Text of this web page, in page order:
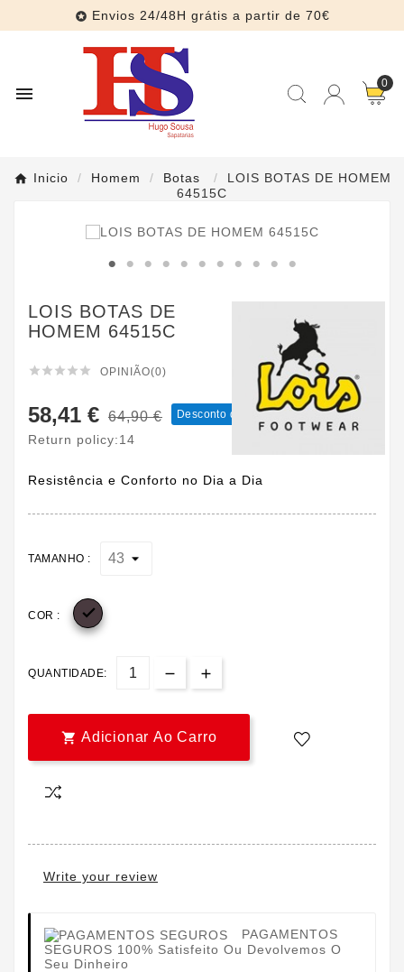
 Envios 24/48H grátis a partir de 70€

0
Inicio Homem Botas
LOIS BOTAS DE HOMEM
64515C
LOIS BOTAS DE
HOMEM 64515C
     OPINIÃO(0)
58,41 € 64,90 € Desconto de 10% COM IVA
Return policy:14
Resistência e Conforto no Dia a Dia
TAMANHO :
COR : 
QUANTIDADE:
 Adicionar Ao Carro
Write your review
PAGAMENTOS
SEGUROS 100% Satisfeito Ou Devolvemos O
Seu Dinheiro